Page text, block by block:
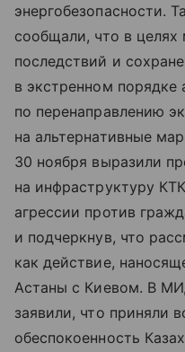
энергобезопасности.
сообщали, что в
последствий и
в экстренном порядке
по перенаправлению
на альтернативные
30 ноября выразили
на инфраструктуру
агрессии против
и подчеркнув, что
как действие,
Астаны с Киевом. В
заявили, что приняли
обеспокоенность